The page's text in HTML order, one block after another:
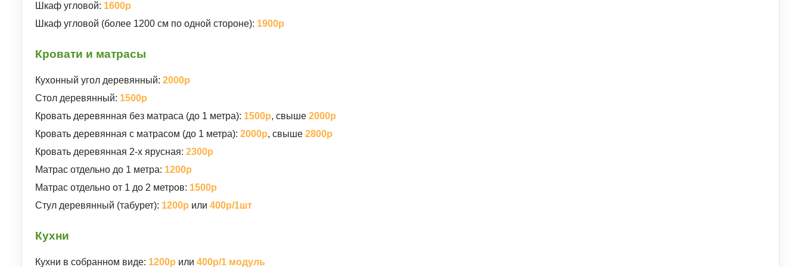
Шкаф угловой: 1600р
Шкаф угловой (более 1200 см по одной стороне): 1900р
Кровати и матрасы
Кухонный угол деревянный: 2000р
Стол деревянный: 1500р
Кровать деревянная без матраса (до 1 метра): 1500р, свыше 2000р
Кровать деревянная с матрасом (до 1 метра): 2000р, свыше 2800р
Кровать деревянная 2-х ярусная: 2300р
Матрас отдельно до 1 метра: 1200р
Матрас отдельно от 1 до 2 метров: 1500р
Стул деревянный (табурет): 1200р или 400р/1шт
Кухни
Кухни в собранном виде: 1200р или 400р/1 модуль